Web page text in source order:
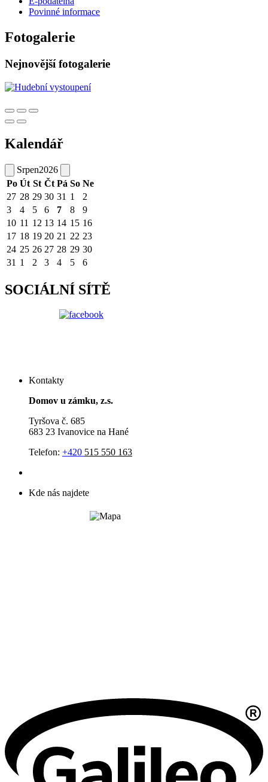
Povinné informace
Fotogalerie
Nejnovější fotogalerie
Kalendář
Srpen2026
Po Út St Čt Pá So Ne
27 28 29 30 31 1
2
3
4 5 6 7 8
9
10 11 12 13 14 15 16
17 18 19 20 21 22 23
24 25 26 27 28 29 30
31 1 2 3 4 5 6
SOCIÁLNÍ SÍTĚ
Kontakty
Domov u zámku, z.s.
Tyršova č. 685
683 23 Ivanovice na Hané
Telefon: +420 515 550 163
Kde nás najdete